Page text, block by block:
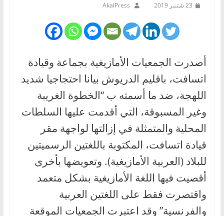
23 شتنبر 2019 AkalPress
أصدرت الجمعيات الأمازيغية بجماعة وقيادة
اتسافت، باقليم الدريوش بيانا احتجاجيا شديد
اللهجة، ضد ما أسمته ب “الخطوة الغريبة
وغير المسبوقة، التي أقدمت عليها السلطات
المحلية والمتمثلة في إزالتها لواجهة مقر
قيادة اتسافت، المكتوبة باللغتين الرسميتين
للبلاد (العربية الأمازيغية). وتعويضها بأخرى
أقصيت فيها اللغة الأمازيغية بشكل متعمد
واقتصرت فقط على اللغتين العربية
والفرنسية” وقد اعتبرت الجمعيات الموقعة